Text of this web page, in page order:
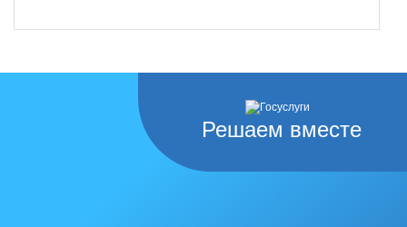
Решаем вместе